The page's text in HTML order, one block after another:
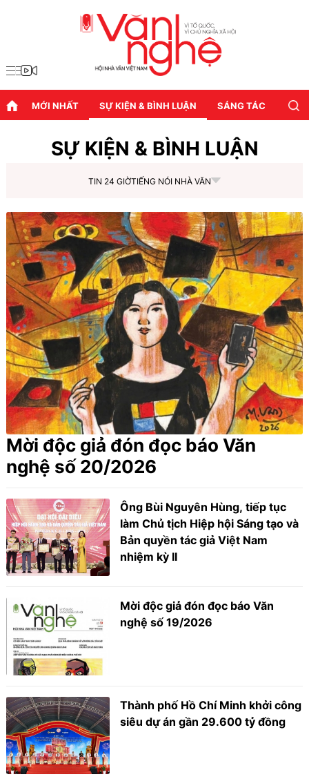
MỚI NHẤT SỰ KIỆN & BÌNH LUẬN SÁNG TÁC
SỰ KIỆN & BÌNH LUẬN
TIN 24 GIỜTIẾNG NÓI NHÀ VĂN
Mời độc giả đón đọc báo Văn
nghệ số 20/2026
Ông Bùi Nguyên Hùng, tiếp tục
làm Chủ tịch Hiệp hội Sáng tạo và
Bản quyền tác giả Việt Nam
nhiệm kỳ II
Mời độc giả đón đọc báo Văn
nghệ số 19/2026
Thành phố Hồ Chí Minh khởi công
siêu dự án gần 29.600 tỷ đồng